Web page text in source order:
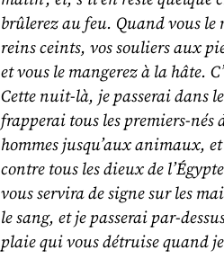
brûlerez au feu. Quand vous le
reins ceints, vos souliers aux
et vous le mangerez à la hâte.
Cette nuit-là, je passerai dans
frapperai tous les premiers-nés
hommes jusqu’aux animaux,
contre tous les dieux de
vous servira de signe sur les
le sang, et je passerai par-
plaie qui vous détruise quand